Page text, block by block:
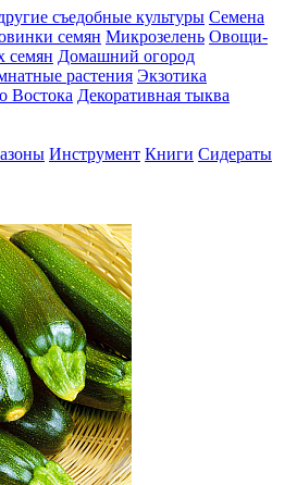
съедобные культуры Семена
семян Микрозелень Овощи-
семян Домашний огород
растения Экзотика
Востока Декоративная тыква
Инструмент Книги Сидераты